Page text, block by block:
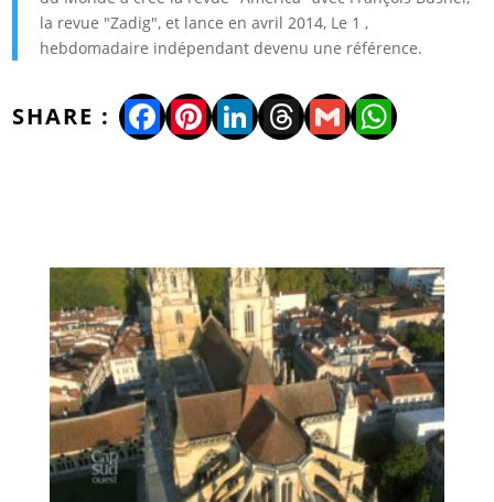
la revue "Zadig", et lance en avril 2014, Le 1 ,
hebdomadaire indépendant devenu une référence.
Facebook
Pinterest
LinkedIn
Threads
Gmail